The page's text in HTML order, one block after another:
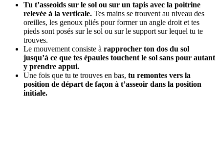
Tu t’asseoids sur le sol ou sur un tapis avec la poitrine
relevée à la verticale. Tes mains se trouvent au niveau des
oreilles, les genoux pliés pour former un angle droit et tes
pieds sont posés sur le sol ou sur le support sur lequel tu te
trouves.
Le mouvement consiste à rapprocher ton dos du sol
jusqu’à ce que tes épaules touchent le sol sans pour autant
y prendre appui.
Une fois que tu te trouves en bas, tu remontes vers la
position de départ de façon à t’asseoir dans la position
initiale.